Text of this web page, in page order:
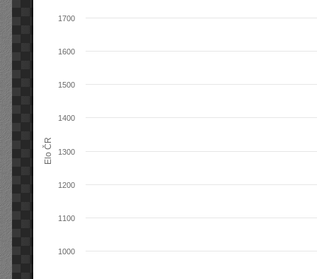
Elo ČR
1000
1100
1200
1300
1400
1500
1600
1700